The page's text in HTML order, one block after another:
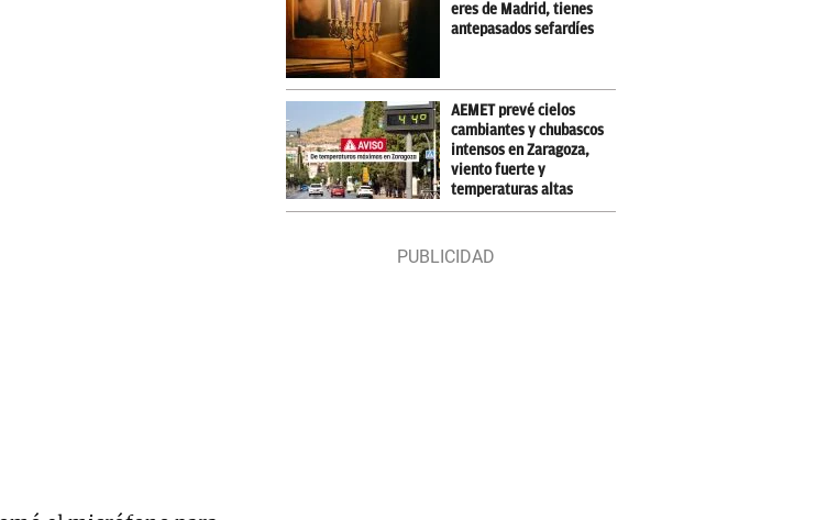
eres de Madrid, tienes
antepasados sefardíes
AEMET prevé cielos
cambiantes y chubascos
intensos en Zaragoza,
viento fuerte y
temperaturas altas